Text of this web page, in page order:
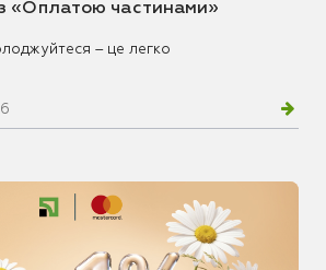
«Оплатою частинами»
– це легко